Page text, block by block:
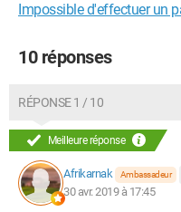
Impossible d'effectuer un
10 réponses
RÉPONSE 1 / 10
Meilleure réponse
Afrikarnak Ambassadeur
30 avr. 2019 à 17:45